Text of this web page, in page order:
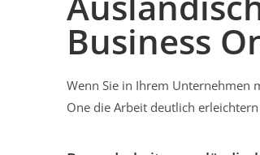
Business
Wenn Sie in Ihrem Unternehmen
One die Arbeit deutlich